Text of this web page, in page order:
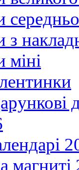
з
міні
магниті